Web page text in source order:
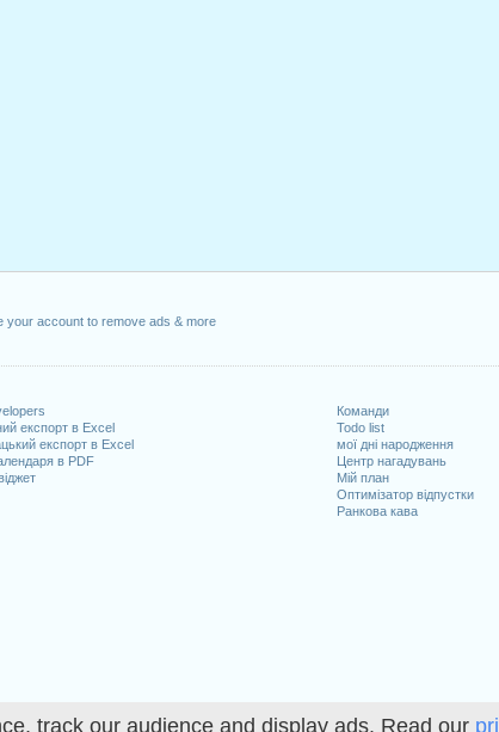
track our audience and display ads. Read our
your account to remove ads & more
експорт в Excel
експорт в Excel
в PDF
Команди
Todo list
мої дні народження
Центр нагадувань
Мій план
Оптимізатор відпустки
Ранкова кава